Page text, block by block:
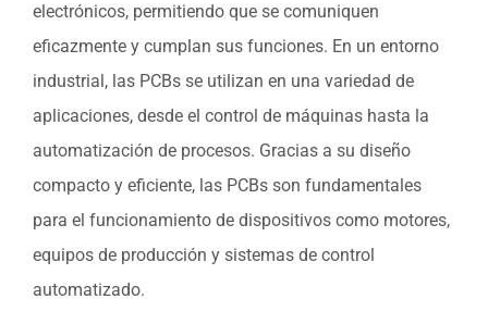
electrónicos, permitiendo que se comuniquen
eficazmente y cumplan sus funciones. En un entorno
industrial, las PCBs se utilizan en una variedad de
aplicaciones, desde el control de máquinas hasta la
automatización de procesos. Gracias a su diseño
compacto y eficiente, las PCBs son fundamentales
para el funcionamiento de dispositivos como motores,
equipos de producción y sistemas de control
automatizado.